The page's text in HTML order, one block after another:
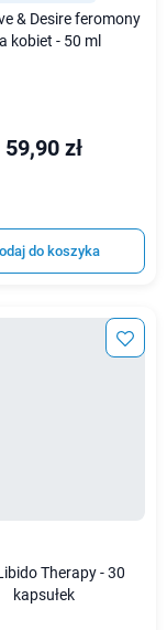
& Desire feromony
kobiet - 50 ml
59,90 zł
do koszyka
Therapy - 30
kapsułek